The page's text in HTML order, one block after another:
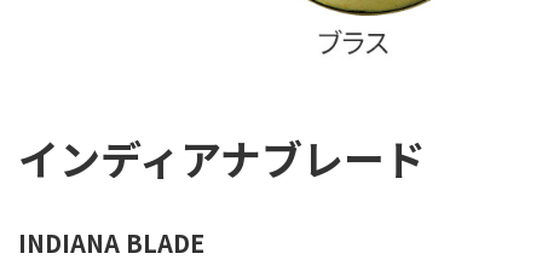
インディアナブレード
INDIANA BLADE